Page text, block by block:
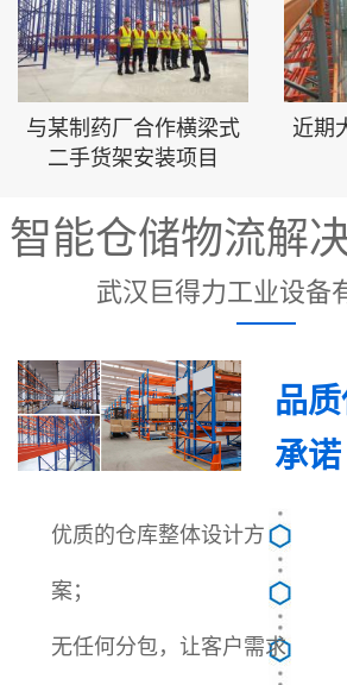
与某制药厂合作横梁式
二手货架安装项目
近期
智能仓储物流解
武汉巨得力工业设备
品
承诺
优质的仓库整体设计方
案；
无任何分包，让客户需求